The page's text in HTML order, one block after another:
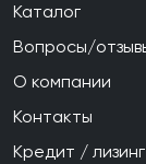
Каталог
Вопросы/
О компании
Контакты
Кредит / лизинг